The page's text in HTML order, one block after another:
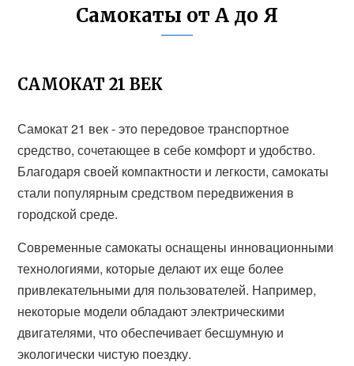
Самокаты от А до Я
САМОКАТ 21 ВЕК
Самокат 21 век - это передовое транспортное
средство, сочетающее в себе комфорт и удобство.
Благодаря своей компактности и легкости, самокаты
стали популярным средством передвижения в
городской среде.
Современные самокаты оснащены инновационными
технологиями, которые делают их еще более
привлекательными для пользователей. Например,
некоторые модели обладают электрическими
двигателями, что обеспечивает бесшумную и
экологически чистую поездку.